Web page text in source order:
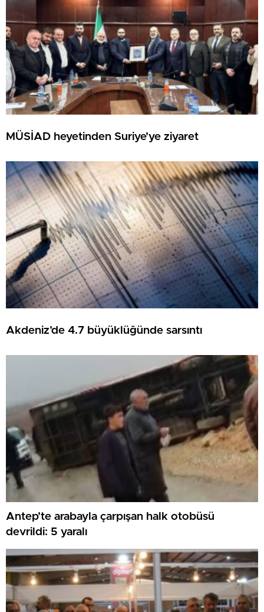
MÜSİAD heyetinden Suriye’ye ziyaret
Akdeniz’de 4.7 büyüklüğünde sarsıntı
Antep’te arabayla çarpışan halk otobüsü
devrildi: 5 yaralı